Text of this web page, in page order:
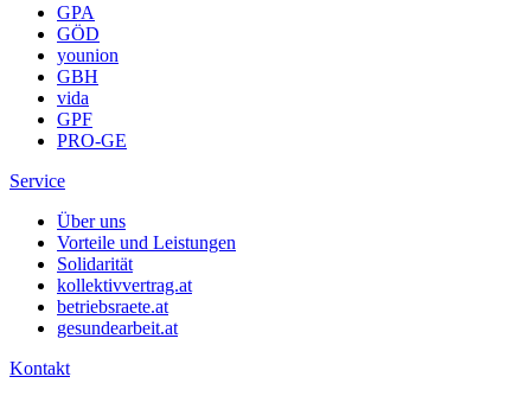
GPA
GÖD
younion
GBH
vida
GPF
PRO-GE
Service
Über uns
Vorteile und Leistungen
Solidarität
kollektivvertrag.at
betriebsraete.at
gesundearbeit.at
Kontakt